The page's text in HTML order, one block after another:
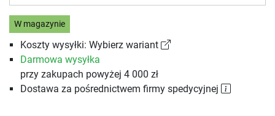
W magazynie
Koszty wysyłki: Wybierz wariant
Darmowa wysyłka
przy zakupach powyżej 4 000 zł
Dostawa za pośrednictwem firmy spedycyjnej